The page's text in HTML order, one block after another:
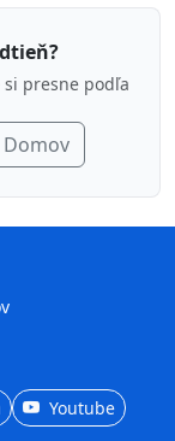
presne podľa
Domov
Youtube